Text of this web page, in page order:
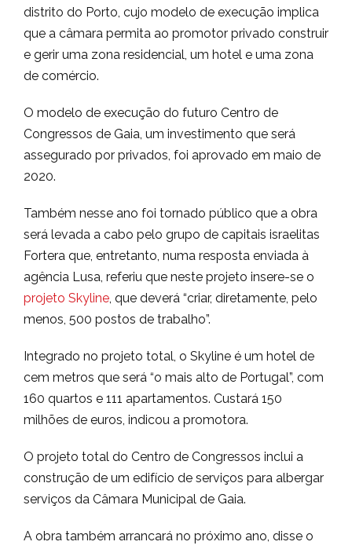
distrito do Porto, cujo modelo de execução implica
que a câmara permita ao promotor privado construir
e gerir uma zona residencial, um hotel e uma zona
de comércio.
O modelo de execução do futuro Centro de
Congressos de Gaia, um investimento que será
assegurado por privados, foi aprovado em maio de
2020.
Também nesse ano foi tornado público que a obra
será levada a cabo pelo grupo de capitais israelitas
Fortera que, entretanto, numa resposta enviada à
agência Lusa, referiu que neste projeto insere-se o
projeto Skyline, que deverá “criar, diretamente, pelo
menos, 500 postos de trabalho”.
Integrado no projeto total, o Skyline é um hotel de
cem metros que será “o mais alto de Portugal”, com
160 quartos e 111 apartamentos. Custará 150
milhões de euros, indicou a promotora.
O projeto total do Centro de Congressos inclui a
construção de um edifício de serviços para albergar
serviços da Câmara Municipal de Gaia.
A obra também arrancará no próximo ano, disse o